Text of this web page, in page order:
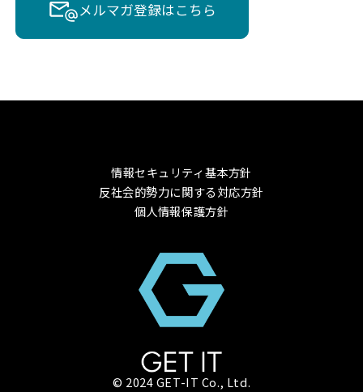
メルマガ登録はこちら
情報セキュリティ基本方針
反社会的勢力に関する対応方針
個人情報保護方針
© 2024 GET-IT Co., Ltd.